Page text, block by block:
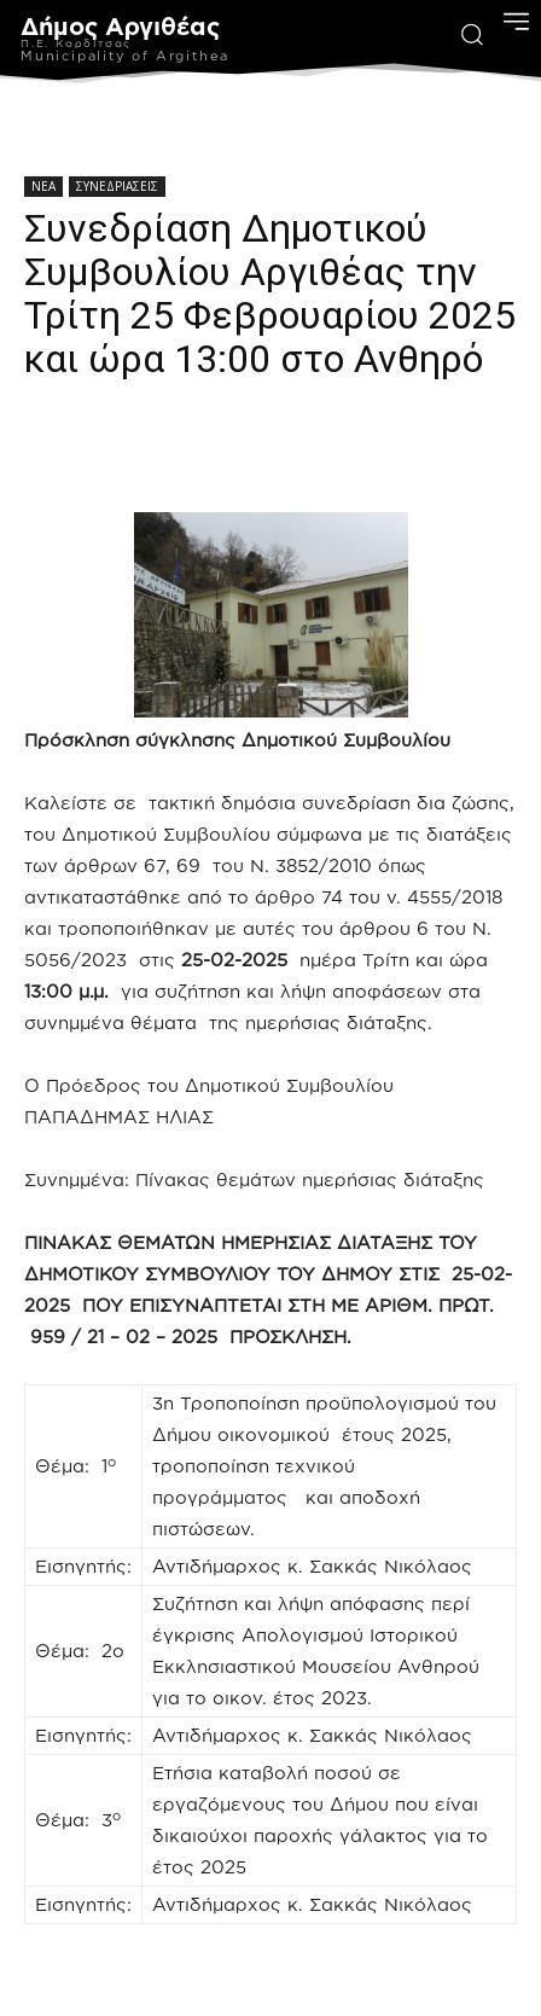
Δήμος Αργιθέας
Π.Ε. Καρδίτσας
Municipality of Argithea
ΝΕΑ ΣΥΝΕΔΡΙΑΣΕΙΣ
Συνεδρίαση Δημοτικού
Συμβουλίου Αργιθέας την
Τρίτη 25 Φεβρουαρίου 2025
και ώρα 13:00 στο Ανθηρό
Πρόσκληση σύγκλησης Δημοτικού Συμβουλίου
Καλείστε σε τακτική δημόσια συνεδρίαση δια ζώσης,
του Δημοτικού Συμβουλίου σύμφωνα με τις διατάξεις
των άρθρων 67, 69 του Ν. 3852/2010 όπως
αντικαταστάθηκε από το άρθρο 74 του ν. 4555/2018
και τροποποιήθηκαν με αυτές του άρθρου 6 του Ν.
5056/2023 στις 25-02-2025 ημέρα Τρίτη και ώρα
13:00 μ.μ. για συζήτηση και λήψη αποφάσεων στα
συνημμένα θέματα της ημερήσιας διάταξης.
Ο Πρόεδρος του Δημοτικού Συμβουλίου
ΠΑΠΑΔΗΜΑΣ ΗΛΙΑΣ
Συνημμένα: Πίνακας θεμάτων ημερήσιας διάταξης
ΠΙΝΑΚΑΣ ΘΕΜΑΤΩΝ ΗΜΕΡΗΣΙΑΣ ΔΙΑΤΑΞΗΣ ΤΟΥ
ΔΗΜΟΤΙΚΟΥ ΣΥΜΒΟΥΛΙΟΥ ΤΟΥ ΔΗΜΟΥ ΣΤΙΣ 25-02-
2025 ΠΟΥ ΕΠΙΣΥΝΑΠΤΕΤΑΙ ΣΤΗ ΜΕ ΑΡΙΘΜ. ΠΡΩΤ.
959 / 21 – 02 – 2025 ΠΡΟΣΚΛΗΣΗ.
Θέμα: 1ο
3η Τροποποίηση προϋπολογισμού του
Δήμου οικονομικού έτους 2025,
τροποποίηση τεχνικού
προγράμματος και αποδοχή
πιστώσεων.
Εισηγητής:
Αντιδήμαρχος κ. Σακκάς Νικόλαος
Θέμα: 2ο
Συζήτηση και λήψη απόφασης περί
έγκρισης Απολογισμού Ιστορικού
Εκκλησιαστικού Μουσείου Ανθηρού
για το οικον. έτος 2023.
Εισηγητής:
Αντιδήμαρχος κ. Σακκάς Νικόλαος
Θέμα: 3ο
Ετήσια καταβολή ποσού σε
εργαζόμενους του Δήμου που είναι
δικαιούχοι παροχής γάλακτος για το
έτος 2025
Εισηγητής:
Αντιδήμαρχος κ. Σακκάς Νικόλαος